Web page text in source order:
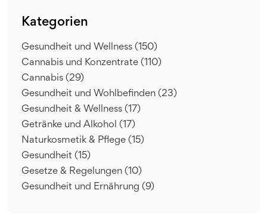
Kategorien
Gesundheit und Wellness (150)
Cannabis und Konzentrate (110)
Cannabis (29)
Gesundheit und Wohlbefinden (23)
Gesundheit & Wellness (17)
Getränke und Alkohol (17)
Naturkosmetik & Pflege (15)
Gesundheit (15)
Gesetze & Regelungen (10)
Gesundheit und Ernährung (9)